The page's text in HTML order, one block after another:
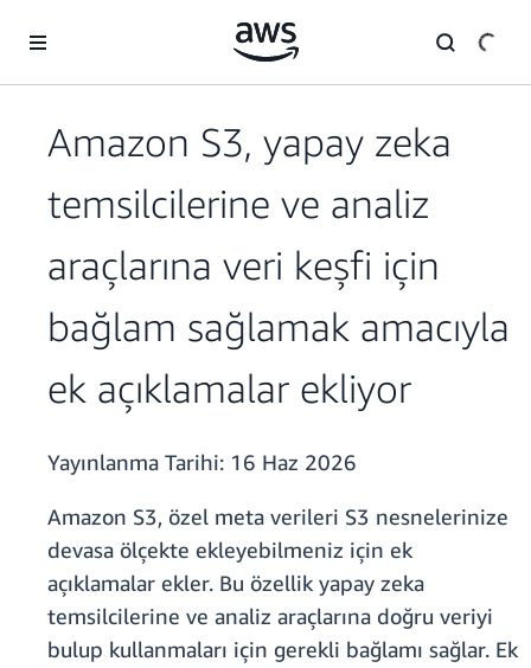
Amazon S3, yapay zeka
temsilcilerine ve analiz
araçlarına veri keşfi için
bağlam sağlamak amacıyla
ek açıklamalar ekliyor
Yayınlanma Tarihi: 16 Haz 2026
Amazon S3, özel meta verileri S3 nesnelerinize
devasa ölçekte ekleyebilmeniz için ek
açıklamalar ekler. Bu özellik yapay zeka
temsilcilerine ve analiz araçlarına doğru veriyi
bulup kullanmaları için gerekli bağlamı sağlar. Ek